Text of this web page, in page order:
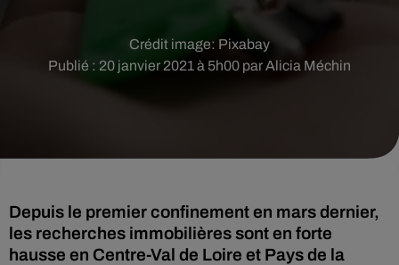
Publié : 20 janvier 2021 à 5h00 par Alicia Méchin
Crédit image: Pixabay
Depuis le premier confinement en mars dernier,
les recherches immobilières sont en forte
hausse en Centre-Val de Loire et Pays de la